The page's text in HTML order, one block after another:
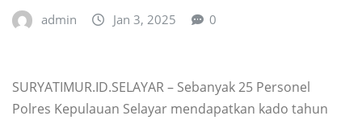
admin Jan 3, 2025 0
SURYATIMUR.ID.SELAYAR – Sebanyak 25 Personel
Polres Kepulauan Selayar mendapatkan kado tahun